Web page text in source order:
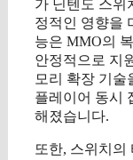
가 닌텐도 스위
정적인 영향을
능은 MMO의
안정적으로 지
모리 확장 기술
플레이어 동시
해졌습니다.
또한, 스위치의